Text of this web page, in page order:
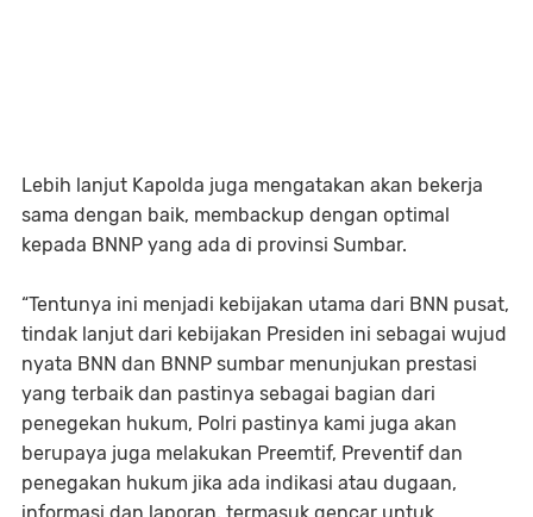
Lebih lanjut Kapolda juga mengatakan akan bekerja
sama dengan baik, membackup dengan optimal
kepada BNNP yang ada di provinsi Sumbar.
“Tentunya ini menjadi kebijakan utama dari BNN pusat,
tindak lanjut dari kebijakan Presiden ini sebagai wujud
nyata BNN dan BNNP sumbar menunjukan prestasi
yang terbaik dan pastinya sebagai bagian dari
penegekan hukum, Polri pastinya kami juga akan
berupaya juga melakukan Preemtif, Preventif dan
penegakan hukum jika ada indikasi atau dugaan,